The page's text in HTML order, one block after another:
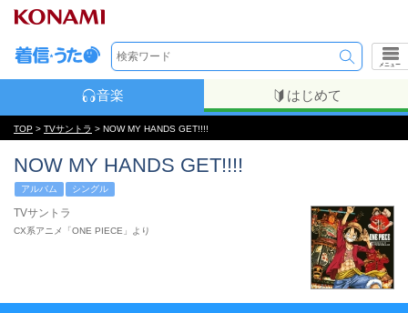
メニュー
音楽 はじめて
TOP > TVサントラ > NOW MY HANDS GET!!!!
NOW MY HANDS GET!!!!
アルバム シングル
TVサントラ
CX系アニメ「ONE PIECE」より